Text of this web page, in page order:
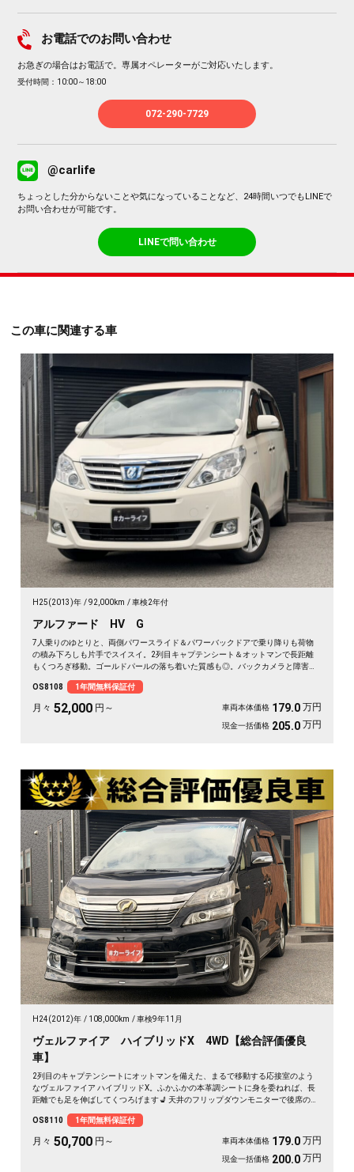
お電話でのお問い合わせ
お急ぎの場合はお電話で。専属オペレーターがご対応いたします。
受付時間：10:00～18:00
072-290-7729
@carlife
ちょっとした分からないことや気になっていることなど、24時間いつでもLINEで
お問い合わせが可能です。
LINEで問い合わせ
この車に関連する車
H25(2013)年 92,000km 車検2年付
アルファード HV G
7人乗りのゆとりと、両側パワースライド＆パワーバックドアで乗り降りも荷物
の積み下ろしも片手でスイスイ。2列目キャプテンシート＆オットマンで長距離
もくつろぎ移動。ゴールドパールの落ち着いた質感も◎。バックカメラと障害物
🚗✨💺🙌😊。ロングドライブが待ち遠しくなる一台です《1年保証付》👑
OS8108 1年間無料保証付
月々 52,000 円～ 車両本体価格 179.0 万円
現金一括価格 205.0 万円
H24(2012)年 108,000km 車検9年11月
ヴェルファイア ハイブリッドX 4WD【総合評価優良
車】
2列目のキャプテンシートにオットマンを備えた、まるで移動する応接室のよう
なヴェルファイア ハイブリッドX。ふかふかの本革調シートに身を委ねれば、長
距離でも足を伸ばしてくつろげます💺 天井のフリップダウンモニターで後席の時
で快適な空間が待っています。四輪駆動だから雪道もどんと来い。毎日の移動が
特別なひとときに変わる一台です✨《1年保証付》🚗👑
OS8110 1年間無料保証付
月々 50,700 円～ 車両本体価格 179.0 万円
現金一括価格 200.0 万円